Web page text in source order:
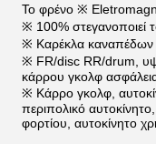
Το φρένο ※
※ 100% στεγανοποιεί
※ Καρέκλα καναπέδων
※ FR/disc RR/drum,
κάρρου γκολφ
※ Κάρρο γκολφ,
περιπολικό
φορτίου, αυτοκίνητο